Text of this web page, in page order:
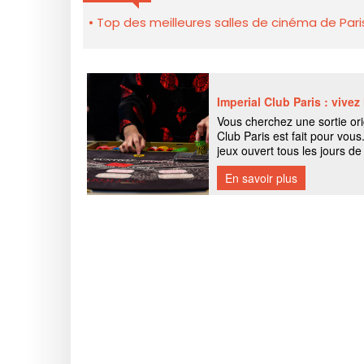
Top des meilleures salles de cinéma de